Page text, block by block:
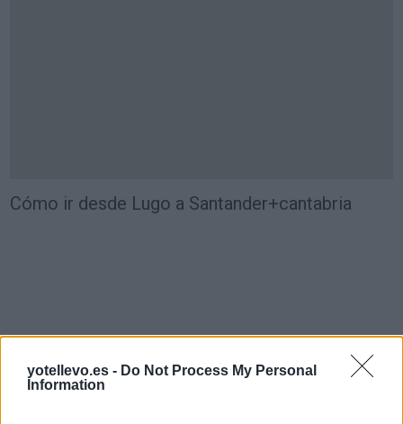
yotellevo.es - Do Not Process My Personal
Information
Cómo ir desde Lugo a Santander+cantabria